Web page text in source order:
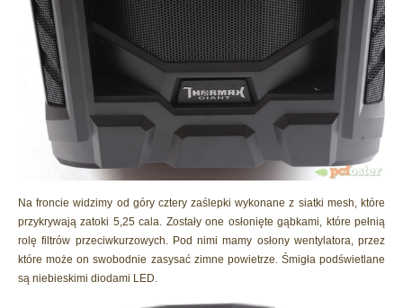
Na froncie widzimy od góry cztery zaślepki wykonane z siatki mesh, które
przykrywają zatoki 5,25 cala. Zostały one osłonięte gąbkami, które pełnią
rolę filtrów przeciwkurzowych. Pod nimi mamy osłony wentylatora, przez
które może on swobodnie zasysać zimne powietrze. Śmigła podświetlane
są niebieskimi diodami LED.